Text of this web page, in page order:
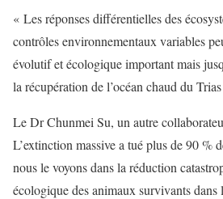
« Les réponses différentielles des
contrôles environnementaux variables
évolutif et écologique important mais
la récupération de l’océan chaud du
Le Dr Chunmei Su, un autre
L’extinction massive a tué plus de 90 %
nous le voyons dans la réduction
écologique des animaux survivants dans